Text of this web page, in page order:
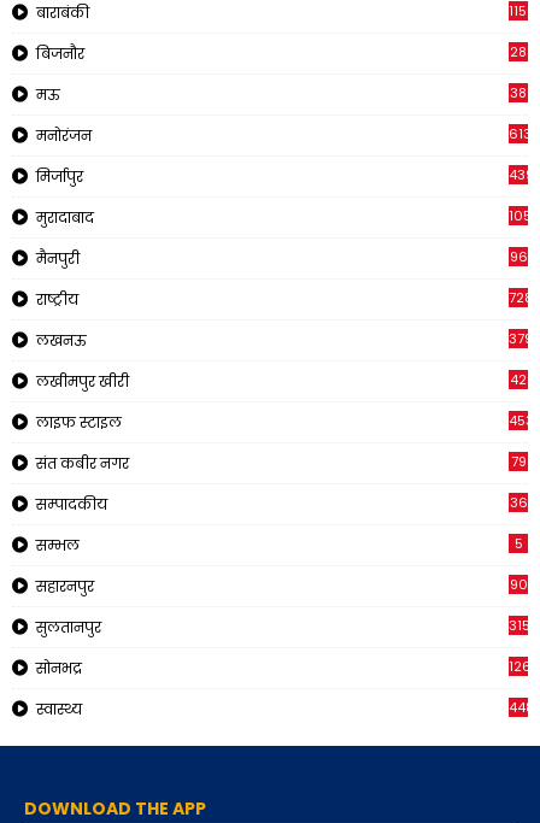
बाराबंकी 1150
बिजनौर 28
मऊ 38
मनोरंजन 613
मिर्जापुर 439
मुरादाबाद 1054
मैनपुरी 96
राष्ट्रीय 7285
लखनऊ 3793
लखीमपुर खीरी 42
लाइफ स्टाइल 453
संत कबीर नगर 79
सम्पादकीय 36
सम्भल 5
सहारनपुर 90
सुलतानपुर 315
सोनभद्र 1266
स्वास्थ्य 448
DOWNLOAD THE APP